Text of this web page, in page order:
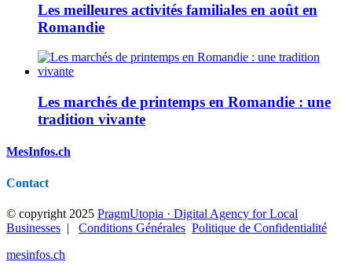
Les meilleures activités familiales en août en
Romandie
Les marchés de printemps en Romandie : une
tradition vivante
MesInfos.ch
Contact
© copyright 2025 PragmUtopia · Digital Agency for Local
Businesses | Conditions Générales Politique de Confidentialité
mesinfos.ch